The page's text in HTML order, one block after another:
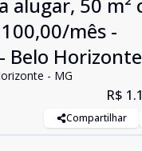
mês -
Belo
- MG
R$
Compartilhar